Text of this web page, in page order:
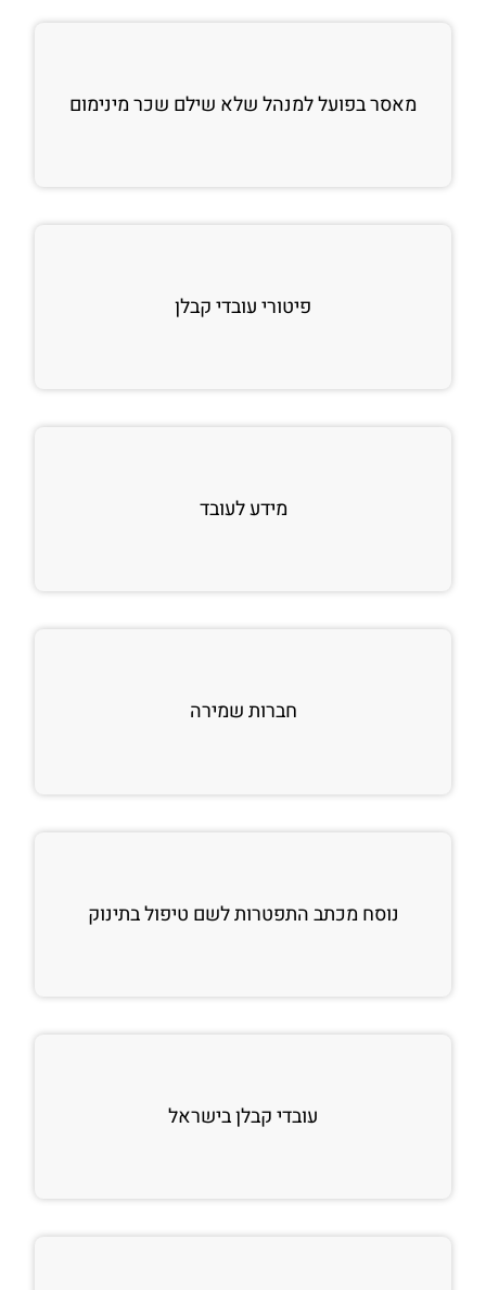
מאסר בפועל למנהל שלא שילם שכר מינימום
פיטורי עובדי קבלן
מידע לעובד
חברות שמירה
נוסח מכתב התפטרות לשם טיפול בתינוק
עובדי קבלן בישראל